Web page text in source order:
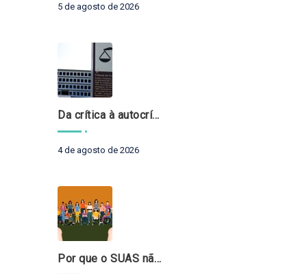
5 de agosto de 2026
Da crítica à autocrítica: Tribunais de Contas sob um novo olhar?
4 de agosto de 2026
Por que o SUAS não pode esperar?